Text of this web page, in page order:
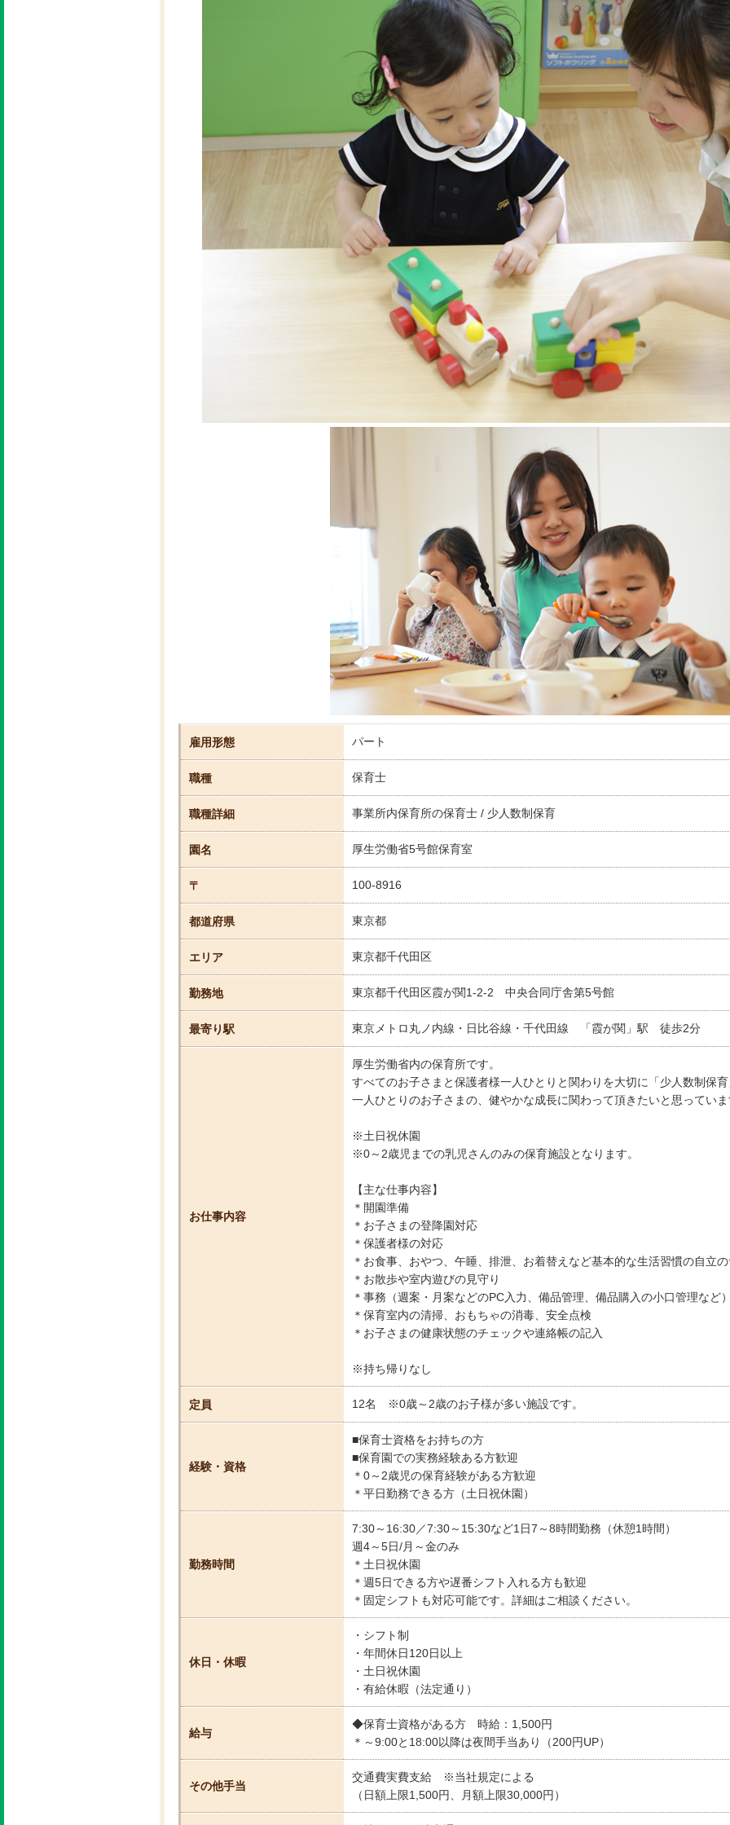
雇用形態 パート
職種 保育士
職種詳細 事業所内保育所の保育士 / 少人数制保育
園名 厚生労働省5号館保育室
〒 100-8916
都道府県 東京都
エリア 東京都千代田区
勤務地 東京都千代田区霞が関1-2-2 中央合同庁舎第5号館
最寄り駅 東京メトロ丸ノ内線・日比谷線・千代田線 「霞が関」駅 徒歩2分
お仕事内容
厚生労働省内の保育所です。
すべてのお子さまと保護者様一人ひとりと関わりを大切に「少人数制保育
一人ひとりのお子さまの、健やかな成長に関わって頂きたいと思っていま
※土日祝休園
※0～2歳児までの乳児さんのみの保育施設となります。
【主な仕事内容】
＊開園準備
＊お子さまの登降園対応
＊保護者様の対応
＊お食事、おやつ、午睡、排泄、お着替えなど基本的な生活習慣の自立の
＊お散歩や室内遊びの見守り
＊事務（週案・月案などのPC入力、備品管理、備品購入の小口管理など）
＊保育室内の清掃、おもちゃの消毒、安全点検
＊お子さまの健康状態のチェックや連絡帳の記入
※持ち帰りなし
定員 12名 ※0歳～2歳のお子様が多い施設です。
経験・資格
■保育士資格をお持ちの方
■保育園での実務経験ある方歓迎
＊0～2歳児の保育経験がある方歓迎
＊平日勤務できる方（土日祝休園）
勤務時間
7:30～16:30／7:30～15:30など1日7～8時間勤務（休憩1時間）
週4～5日/月～金のみ
＊土日祝休園
＊週5日できる方や遅番シフト入れる方も歓迎
＊固定シフトも対応可能です。詳細はご相談ください。
休日・休暇
・シフト制
・年間休日120日以上
・土日祝休園
・有給休暇（法定通り）
給与
◆保育士資格がある方 時給：1,500円
＊～9:00と18:00以降は夜間手当あり（200円UP）
その他手当
交通費実費支給 ※当社規定による
（日額上限1,500円、月額上限30,000円）